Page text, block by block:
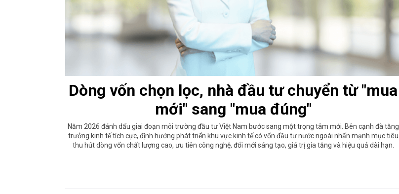
Dòng vốn chọn lọc, nhà đầu tư chuyển từ "mua
mới" sang "mua đúng"
Năm 2026 đánh dấu giai đoạn môi trường đầu tư Việt Nam bước sang một trọng tâm mới. Bên cạnh đà tăng
trưởng kinh tế tích cực, định hướng phát triển khu vực kinh tế có vốn đầu tư nước ngoài nhấn mạnh mục tiêu
thu hút dòng vốn chất lượng cao, ưu tiên công nghệ, đổi mới sáng tạo, giá trị gia tăng và hiệu quả dài hạn.